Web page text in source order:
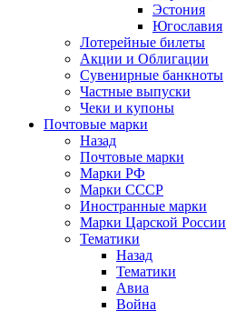
Эстония
Югославия
Лотерейные билеты
Акции и Облигации
Сувенирные банкноты
Частные выпуски
Чеки и купоны
Почтовые марки
Назад
Почтовые марки
Марки РФ
Марки СССР
Иностранные марки
Марки Царской России
Тематики
Назад
Тематики
Авиа
Война